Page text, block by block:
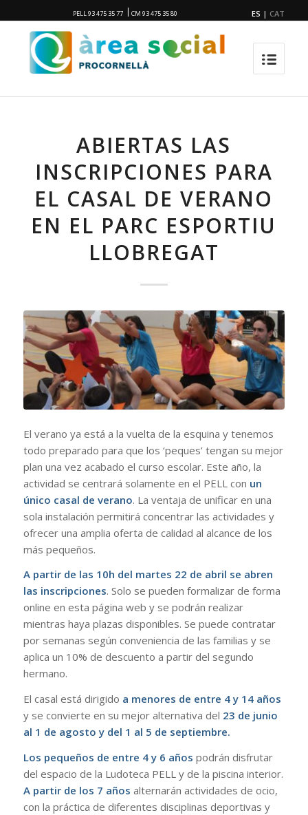
PELL 93 475 35 77 | CM 93 475 35 80 ES | CAT
ABIERTAS LAS
INSCRIPCIONES PARA
EL CASAL DE VERANO
EN EL PARC ESPORTIU
LLOBREGAT
El verano ya está a la vuelta de la esquina y tenemos
todo preparado para que los ‘peques’ tengan su mejor
plan una vez acabado el curso escolar. Este año, la
actividad se centrará solamente en el PELL con un
único casal de verano. La ventaja de unificar en una
sola instalación permitirá concentrar las actividades y
ofrecer una amplia oferta de calidad al alcance de los
más pequeños.
A partir de las 10h del martes 22 de abril se abren
las inscripciones. Solo se pueden formalizar de forma
online en esta página web y se podrán realizar
mientras haya plazas disponibles. Se puede contratar
por semanas según conveniencia de las familias y se
aplica un 10% de descuento a partir del segundo
hermano.
El casal está dirigido a menores de entre 4 y 14 años
y se convierte en su mejor alternativa del 23 de junio
al 1 de agosto y del 1 al 5 de septiembre.
Los pequeños de entre 4 y 6 años podrán disfrutar
del espacio de la Ludoteca PELL y de la piscina interior.
A partir de los 7 años alternarán actividades de ocio,
con la práctica de diferentes disciplinas deportivas y